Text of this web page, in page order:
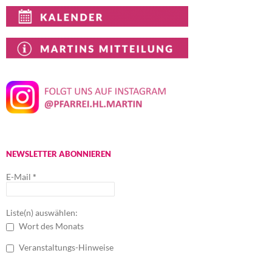
NEWSLETTER ABONNIEREN
E-Mail *
Liste(n) auswählen:
Wort des Monats
Veranstaltungs-Hinweise